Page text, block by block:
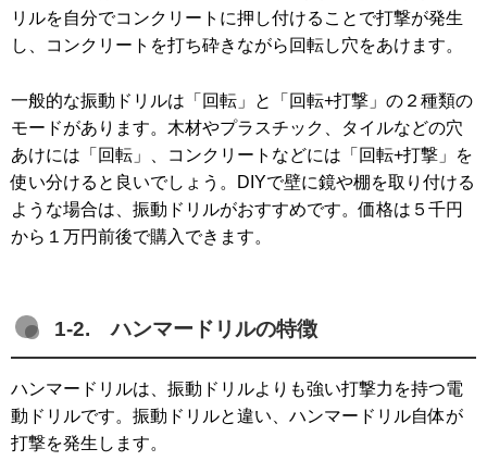
リルを自分でコンクリートに押し付けることで打撃が発生
し、コンクリートを打ち砕きながら回転し穴をあけます。
一般的な振動ドリルは「回転」と「回転+打撃」の２種類の
モードがあります。木材やプラスチック、タイルなどの穴
あけには「回転」、コンクリートなどには「回転+打撃」を
使い分けると良いでしょう。DIYで壁に鏡や棚を取り付ける
ような場合は、振動ドリルがおすすめです。価格は５千円
から１万円前後で購入できます。
1-2. ハンマードリルの特徴
ハンマードリルは、振動ドリルよりも強い打撃力を持つ電
動ドリルです。振動ドリルと違い、ハンマードリル自体が
打撃を発生します。